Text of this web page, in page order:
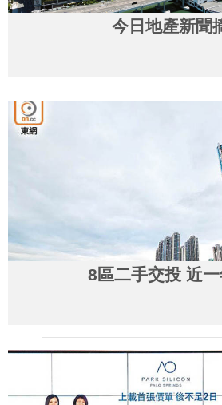
今日地產新聞
8區二手交投 近